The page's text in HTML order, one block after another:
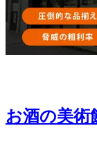
お酒の美術